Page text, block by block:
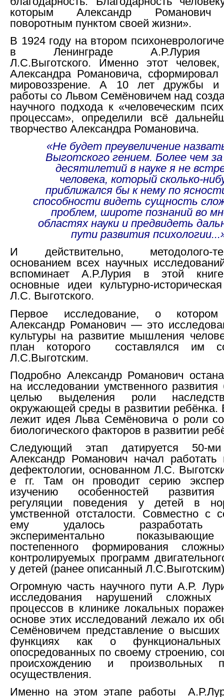
которым Александр
поворотным пунктом своей жизни».
В 1924 году на втором
в Ленинграде А.Р.Лурия
Л.С.Выготского. Именно этот
Александра Романовича, сформировал
мировоззрение. А 10 лет дружбы и
работы со Львом Семёновичем над
научного подхода к «человеческим
процессам», определили всё
творчество Александра Романовича.
«Не будет преувеличение
Выготского гением. Более чем
десятилетий в науке я не
человека, который сколько-
приближался бы к нему по
способности видеть сущность
проблем, широте познаний во
областях науки и предвидеть
пути развития
И действительно, методолого-
основанием всех научных
вспоминает А.Р.Лурия в этой
основные идеи культурно-
Л.С. Выготского.
Первое исследование, о котором
Александр Романович — это
культуры на развитие мышления
план которого составлялся им
Л.С.Выготским.
Подробно Александр Романович
на исследовании умственного
целью выделения роли
окружающей среды в развитии ребёнка.
лежит идея Льва Семёновича о роли
биологического факторов в развитии
Следующий этап датируется 50-
Александр Романович начал работать
дефектологии, основанном Л.С.
е гг. Там он проводит серию
изучению особенностей развития
регуляции поведения у детей в
умственной отсталости. Совместно с
ему удалось разработать
экспериментально
постепенного формирования
контролируемых программ
у детей (ранее описанный
Огромную часть научного пути А.Р.
исследования нарушений сложных
процессов в клинике локальных
основе этих исследований лежало их
Семёновичем представление о высших
функциях как о функциональных
опосредованных по своему строению,
происхождению и произвольных
осуществления.
Именно на этом этапе работы